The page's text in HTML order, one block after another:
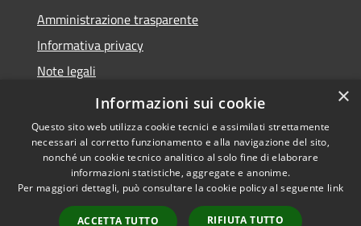
Amministrazione trasparente
Informativa privacy
Note legali
Dichiarazione di accessibilità
Accessibilità
Copyright © 2026 • Comune di
Casciana Terme Lari • Powered
byMunicipium Accesso
×
Informazioni sui cookie
Questo sito web utilizza cookie tecnici e assimilati strettamente
necessari al corretto funzionamento e alla navigazione del sito,
nonché un cookie tecnico analitico al solo fine di elaborare
informazioni statistiche, aggregate e anonime.
Per maggiori dettagli, può consultare la cookie policy al seguente link
ACCETTA TUTTO RIFIUTA TUTTO